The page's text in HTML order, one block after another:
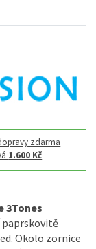
zdarma
1.600 Kč
3Tones
paprskovitě
Okolo zornice